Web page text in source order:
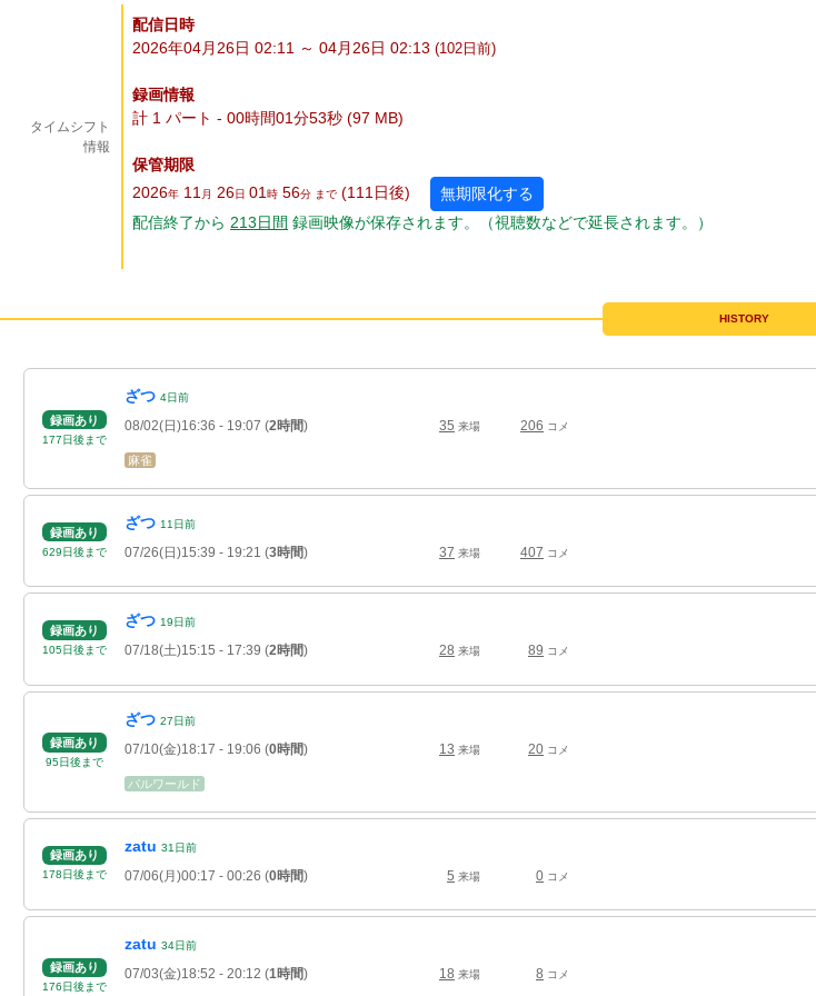
タイムシフト
情報
配信日時
2026年04月26日 02:11 ～ 04月26日 02:13 (102 日 前)
録画情報
計 1 パート - 00時間01分53秒 (97 MB)
保管期限
2026年 11月 26日 01時 56分 まで (111日後)
無期限化する
配信終了から 213日間 録画映像が保存されます。（視聴数などで延長されます。）
HISTORY
録画あり
177日後 まで
ざつ 4日前
08/02(日)16:36 - 19:07 (2時間) 35 来場 206 コメ
麻雀
録画あり
629日後 まで
ざつ 11 日前
07/26(日)15:39 - 19:21 (3時間) 37 来場 407 コメ
録画あり
105日後 まで
ざつ 19 日前
07/18(土)15:15 - 17:39 (2時間) 28 来場 89 コメ
録画あり
95日後 まで
ざつ 27日前
07/10(金)18:17 - 19:06 (0時間) 13 来場 20 コメ
パルワールド
録画あり
178日後 まで
zatu 31 日前
07/06(月)00:17 - 00:26 (0時間) 5 来場 0 コメ
録画あり
176 日後 まで
zatu 34日前
07/03(金)18:52 - 20:12 (1時間) 18 来場 8 コメ